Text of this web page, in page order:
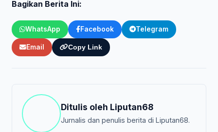
Bagikan Berita Ini:
WhatsApp Facebook Telegram
Email Copy Link
Ditulis oleh Liputan68
Jurnalis dan penulis berita di Liputan68.